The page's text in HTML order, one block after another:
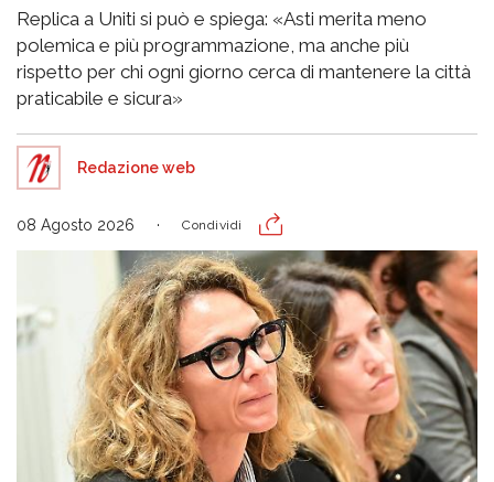
Replica a Uniti si può e spiega: «Asti merita meno
polemica e più programmazione, ma anche più
rispetto per chi ogni giorno cerca di mantenere la città
praticabile e sicura»
Redazione web
08 Agosto 2026 Condividi